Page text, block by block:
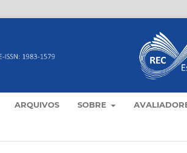
ARQUIVOS SOBRE